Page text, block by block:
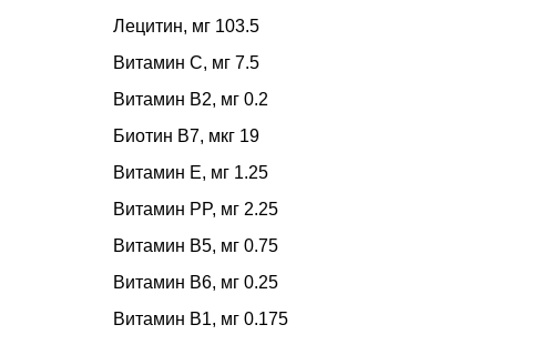
Лецитин, мг 103.5
Витамин C, мг 7.5
Витамин B2, мг 0.2
Биотин B7, мкг 19
Витамин E, мг 1.25
Витамин PP, мг 2.25
Витамин B5, мг 0.75
Витамин B6, мг 0.25
Витамин B1, мг 0.175